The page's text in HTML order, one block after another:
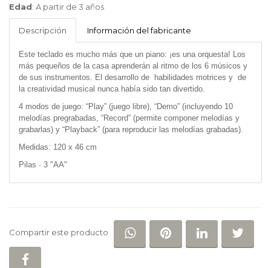
BP
Juguetes
Edad: A partir de 3 años
Descripción Información del fabricante
Este teclado es mucho más que un piano: ¡es una orquesta! Los
más pequeños de la casa aprenderán al ritmo de los 6 músicos y
de sus instrumentos. El desarrollo de habilidades motrices y de
la creatividad musical nunca había sido tan divertido.
4 modos de juego: “Play” (juego libre), “Demo” (incluyendo 10
melodías pregrabadas, “Record” (permite componer melodías y
grabarlas) y “Playback” (para reproducir las melodías grabadas).
Medidas: 120 x 46 cm
Pilas · 3 "AA"
Compartir este producto COMPARTIR EN
COMPARTIR EN